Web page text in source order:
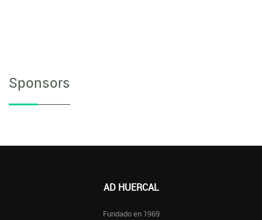
Sponsors
AD HUERCAL
Fundado en 1969